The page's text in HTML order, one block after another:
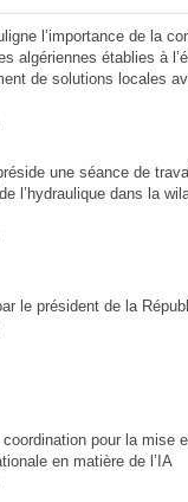
l’importance de la
algériennes établies à
de solutions locales
une séance de
l’hydraulique dans la
le président de la
coordination pour la mise
en matière de l’IA